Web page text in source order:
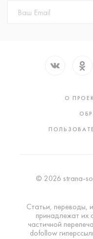
О
© 2026 strana-
Статьи, переводы,
принадлежат их
частичной
dofollow